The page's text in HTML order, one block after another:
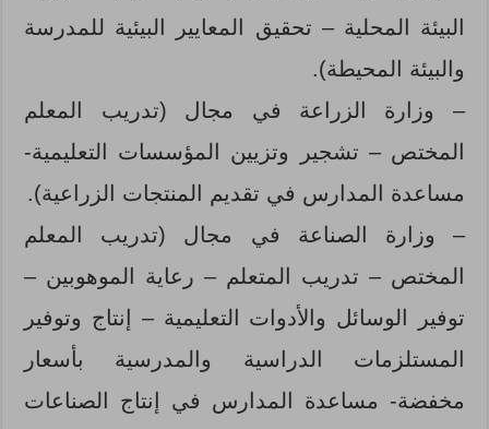
البيئة المحلية – تحقيق المعايير البيئية للمدرسة
والبيئة المحيطة).
– وزارة الزراعة في مجال (تدريب المعلم
المختص – تشجير وتزيين المؤسسات التعليمية-
مساعدة المدارس في تقديم المنتجات الزراعية).
– وزارة الصناعة في مجال (تدريب المعلم
المختص – تدريب المتعلم – رعاية الموهوبين –
توفير الوسائل والأدوات التعليمية – إنتاج وتوفير
المستلزمات الدراسية والمدرسية بأسعار
مخفضة- مساعدة المدارس في إنتاج الصناعات